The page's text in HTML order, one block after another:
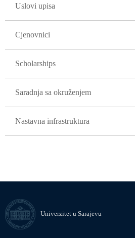
Uslovi upisa
Cjenovnici
Scholarships
Saradnja sa okruženjem
Nastavna infrastruktura
Univerzitet u Sarajevu